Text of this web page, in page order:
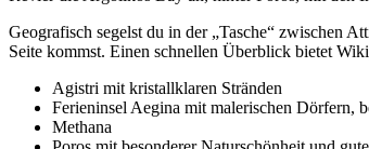
Geografisch segelst du in der „Tasche“ zwischen
Seite kommst. Einen schnellen Überblick bietet
Agistri mit kristallklaren Stränden
Ferieninsel Aegina mit malerischen Dörfern,
Methana